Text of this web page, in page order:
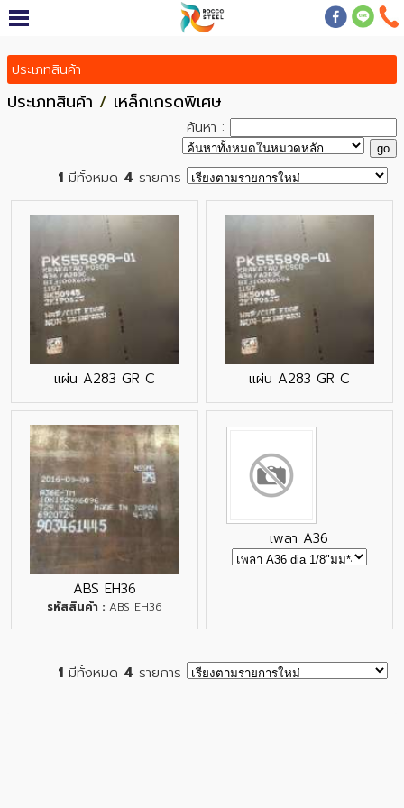
ประเภทสินค้า
ประเภทสินค้า / เหล็กเกรดพิเศษ
ค้นหา :
1 มีทั้งหมด 4 รายการ
แผ่น A283 GR C แผ่น A283 GR C
ABS EH36
รหัสสินค้า : ABS EH36
เพลา A36
1 มีทั้งหมด 4 รายการ